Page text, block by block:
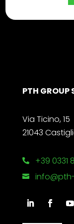
PTH GROUP
Via Ticino, 15
21043
 +39 0331
